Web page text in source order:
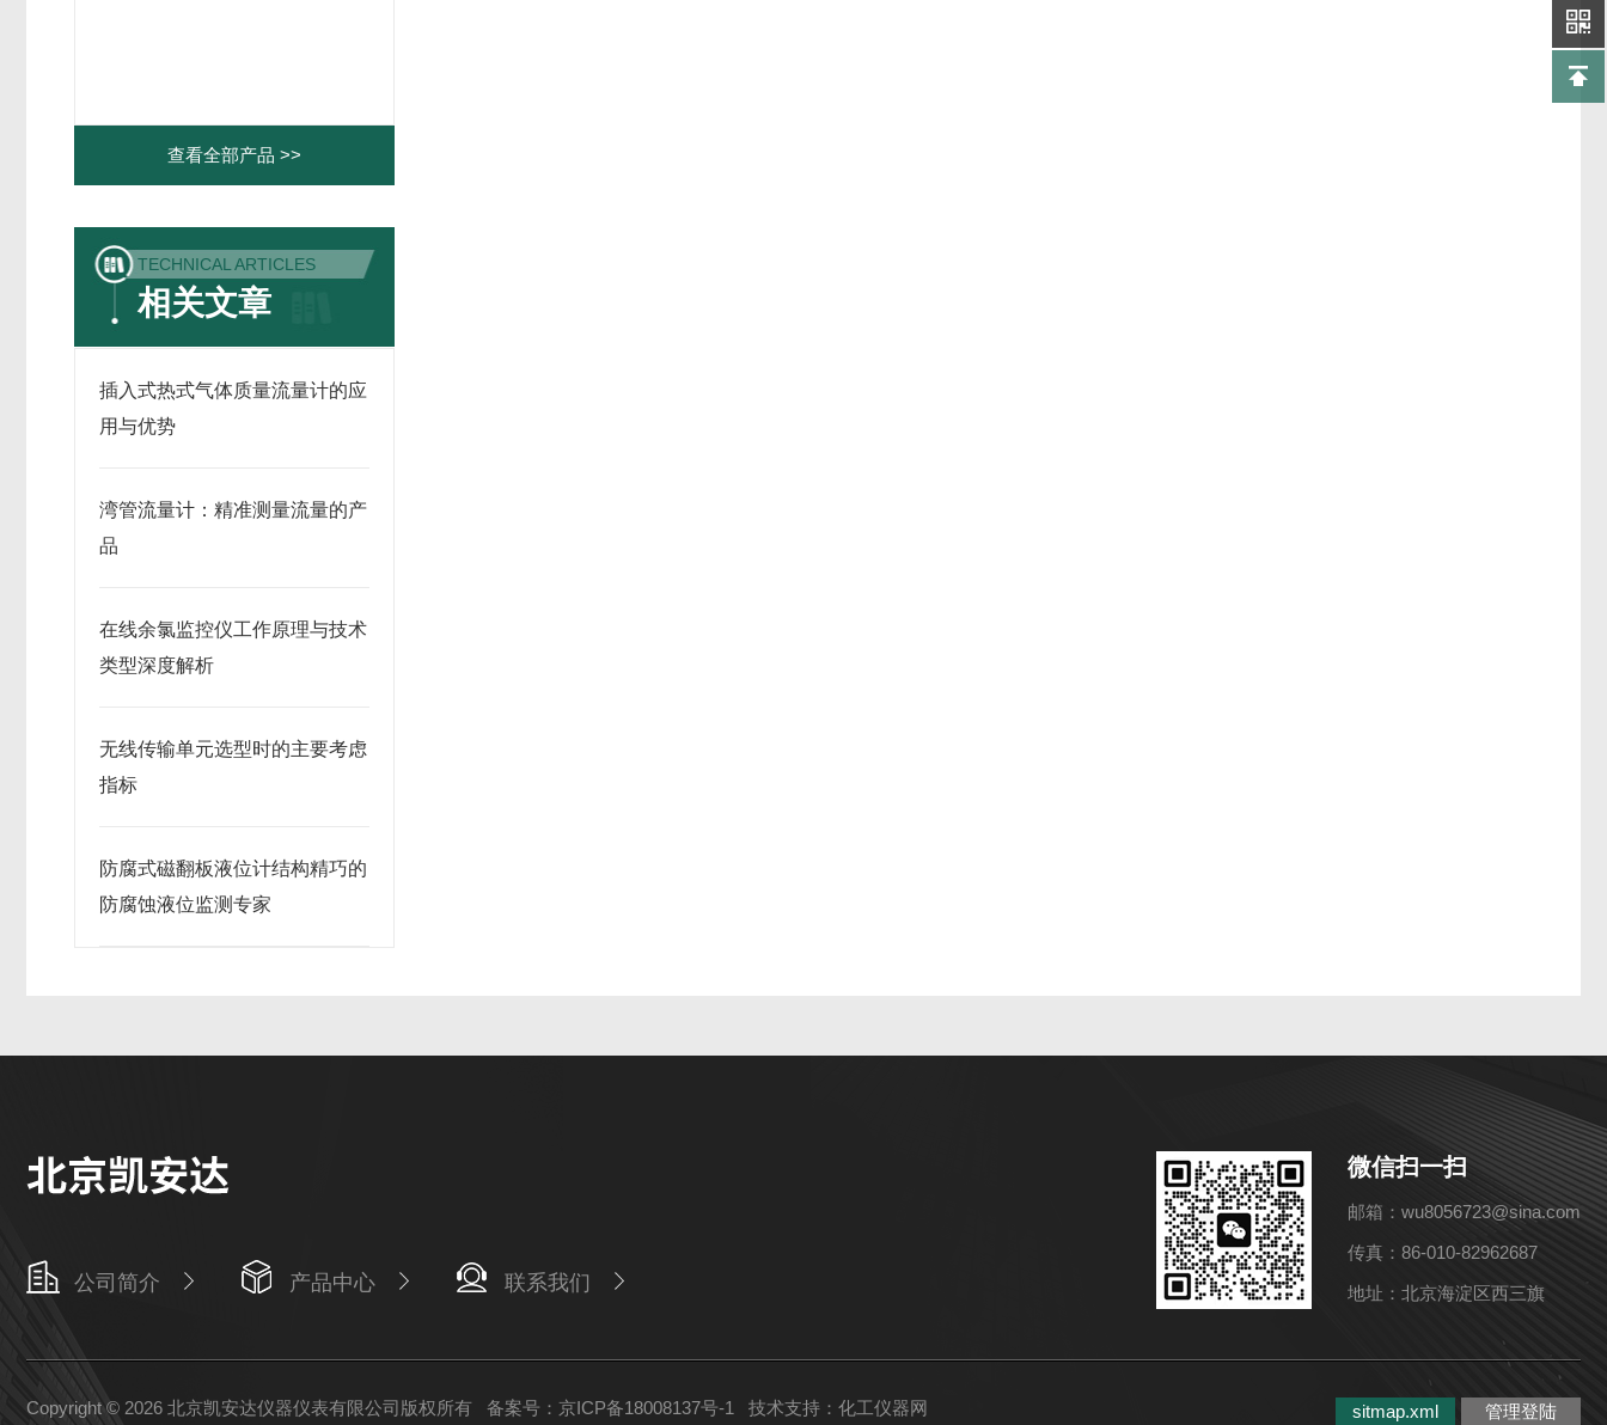
查看全部产品 >>
TECHNICAL ARTICLES
相关文章
插入式热式气体质量流量计的应
用与优势
湾管流量计：精准测量流量的产
品
在线余氯监控仪工作原理与技术
类型深度解析
无线传输单元选型时的主要考虑
指标
防腐式磁翻板液位计结构精巧的
防腐蚀液位监测专家
公司简介 产品中心 联系我们
微信扫一扫
邮箱：wu8056723@sina.com
传真：86-010-82962687
地址：北京海淀区西三旗
Copyright © 2026 北京凯安达仪器仪表有限公司版权所有 备案号：京ICP备18008137号-1 技术支持： 化工仪器网 sitmap.xml 管理登陆